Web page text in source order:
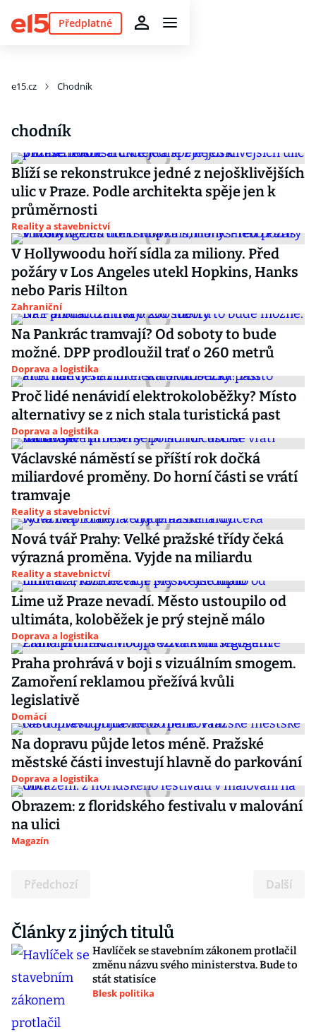
Předplatné
e15.cz Chodník
chodník
Blíží se rekonstrukce jedné z nejošklivějších
ulic v Praze. Podle architekta spěje jen k
průměrnosti
Reality a stavebnictví
V Hollywoodu hoří sídla za miliony. Před
požáry v Los Angeles utekl Hopkins, Hanks
nebo Paris Hilton
Zahraniční
Na Pankrác tramvají? Od soboty to bude
možné. DPP prodloužil trať o 260 metrů
Doprava a logistika
Proč lidé nenávidí elektrokoloběžky? Místo
alternativy se z nich stala turistická past
Doprava a logistika
Václavské náměstí se příští rok dočká
miliardové proměny. Do horní části se vrátí
tramvaje
Reality a stavebnictví
Nová tvář Prahy: Velké pražské třídy čeká
výrazná proměna. Vyjde na miliardu
Reality a stavebnictví
Lime už Praze nevadí. Město ustoupilo od
ultimáta, koloběžek je prý stejně málo
Doprava a logistika
Praha prohrává v boji s vizuálním smogem.
Zamoření reklamou přežívá kvůli
legislativě
Domácí
Na dopravu půjde letos méně. Pražské
městské části investují hlavně do parkování
Doprava a logistika
Obrazem: z floridského festivalu v malování
na ulici
Magazín
Předchozí Další
Články z jiných titulů
Havlíček se stavebním zákonem protlačil
změnu názvu svého ministerstva. Bude to
stát statisíce
Blesk politika